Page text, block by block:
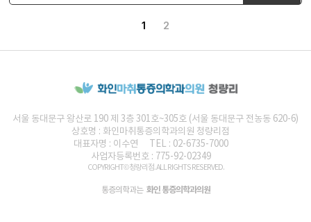
1 2
서울 동대문구 왕산로 190 제 3층 301호~305호 (서울 동대문구 전농동 620-6)
상호명 : 화인마취통증의학과의원 청량리점
대표자명 : 이수연
TEL : 02-6735-7000
사업자등록번호 : 775-92-02349
COPYRIGHT© 청량리점. ALL RIGHTS RESERVED.
통증의학과는 화인 통증의학과의원